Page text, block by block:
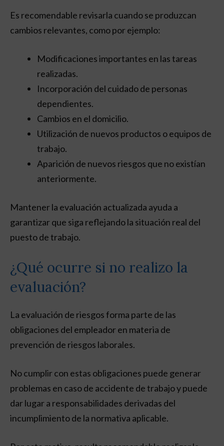
Es recomendable revisarla cuando se produzcan
cambios relevantes, como por ejemplo:
Modificaciones importantes en las tareas
realizadas.
Incorporación del cuidado de personas
dependientes.
Cambios en el domicilio.
Utilización de nuevos productos o equipos de
trabajo.
Aparición de nuevos riesgos que no existían
anteriormente.
Mantener la evaluación actualizada ayuda a
garantizar que siga reflejando la situación real del
puesto de trabajo.
¿Qué ocurre si no realizo la
evaluación?
La evaluación de riesgos forma parte de las
obligaciones del empleador en materia de
prevención de riesgos laborales.
No cumplir con estas obligaciones puede generar
problemas en caso de accidente de trabajo y puede
dar lugar a responsabilidades derivadas del
incumplimiento de la normativa aplicable.